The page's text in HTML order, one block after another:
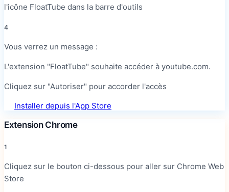
l'icône FloatTube dans la barre d'outils
4
Vous verrez un message :
L'extension "FloatTube" souhaite accéder à youtube.com.
Cliquez sur "Autoriser" pour accorder l'accès
Installer depuis l'App Store
Extension Chrome
1
Cliquez sur le bouton ci-dessous pour aller sur Chrome Web
Store